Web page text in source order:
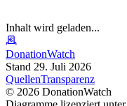
Inhalt wird geladen...
DonationWatch
Stand 29. Juli 2026
QuellenTransparenz
© 2026 DonationWatch